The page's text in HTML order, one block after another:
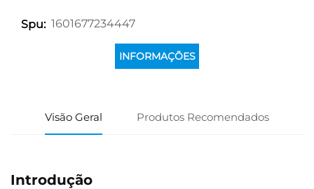
Spu: 1601677234447
INFORMAÇÕES
Visão Geral Produtos Recomendados
Introdução